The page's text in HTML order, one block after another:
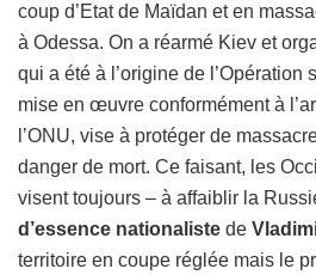
coup d’Etat de Maïdan et en
à Odessa. On a réarmé Kiev et
qui a été à l’origine de l’Opération
mise en œuvre conformément à
l’ONU, vise à protéger de
danger de mort. Ce faisant, les
visent toujours – à affaiblir la
d’essence nationaliste de
territoire en coupe réglée mais le